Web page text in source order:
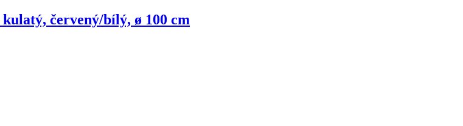
červený/bílý, ø 100 cm